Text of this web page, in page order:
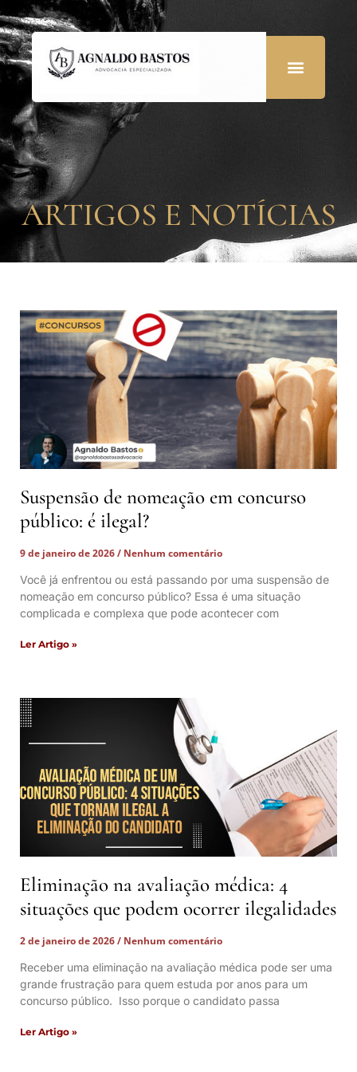
ARTIGOS E NOTÍCIAS
Suspensão de nomeação em concurso
público: é ilegal?
9 de janeiro de 2026
Nenhum comentário
Você já enfrentou ou está passando por uma suspensão de
nomeação em concurso público? Essa é uma situação
complicada e complexa que pode acontecer com
Ler Artigo »
Eliminação na avaliação médica: 4
situações que podem ocorrer ilegalidades
2 de janeiro de 2026
Nenhum comentário
Receber uma eliminação na avaliação médica pode ser uma
grande frustração para quem estuda por anos para um
concurso público. Isso porque o candidato passa
Ler Artigo »